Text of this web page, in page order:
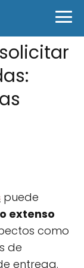
puede
extenso
como
de
entrega.